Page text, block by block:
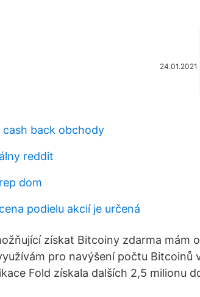
24.01.2021
cash back obchody
reddit
dom
podielu akcií je určená
získat Bitcoiny zdarma mám
pro navýšení počtu Bitcoinů
Fold získala dalších 2,5 milionu